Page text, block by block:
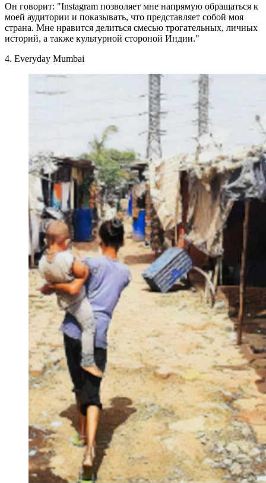
Он говорит: "Instagram позволяет мне напрямую обращаться к
моей аудитории и показывать, что представляет собой моя
страна. Мне нравится делиться смесью трогательных, личных
историй, а также культурной стороной Индии."
4. Everyday Mumbai